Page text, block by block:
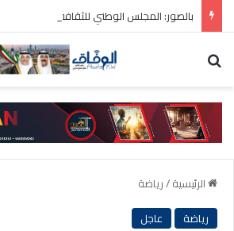
الرئيسية/رياضة
رياضة
عاجل